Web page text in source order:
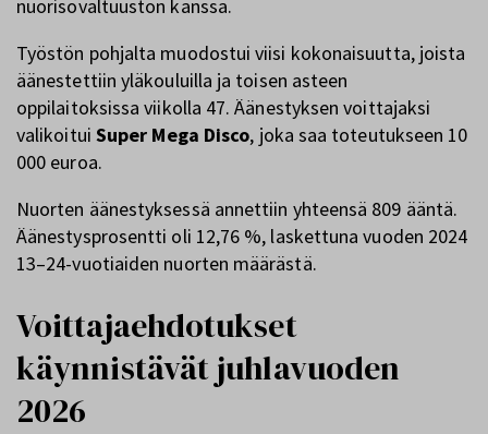
nuorisovaltuuston kanssa.
Työstön pohjalta muodostui viisi kokonaisuutta, joista
äänestettiin yläkouluilla ja toisen asteen
oppilaitoksissa viikolla 47. Äänestyksen voittajaksi
valikoitui Super Mega Disco, joka saa toteutukseen 10
000 euroa.
Nuorten äänestyksessä annettiin yhteensä 809 ääntä.
Äänestysprosentti oli 12,76 %, laskettuna vuoden 2024
13–24-vuotiaiden nuorten määrästä.
Voittajaehdotukset
käynnistävät juhlavuoden
2026